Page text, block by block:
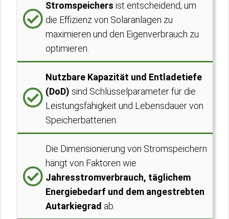
Stromspeichers ist entscheidend, um
die Effizienz von Solaranlagen zu
maximieren und den Eigenverbrauch zu
optimieren.
Nutzbare Kapazität und Entladetiefe
(DoD) sind Schlüsselparameter für die
Leistungsfähigkeit und Lebensdauer von
Speicherbatterien.
Die Dimensionierung von Stromspeichern
hängt von Faktoren wie
Jahresstromverbrauch, täglichem
Energiebedarf und dem angestrebten
Autarkiegrad ab.